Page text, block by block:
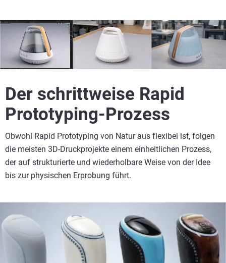
Der schrittweise Rapid
Prototyping-Prozess
Obwohl Rapid Prototyping von Natur aus flexibel ist, folgen
die meisten 3D-Druckprojekte einem einheitlichen Prozess,
der auf strukturierte und wiederholbare Weise von der Idee
bis zur physischen Erprobung führt.